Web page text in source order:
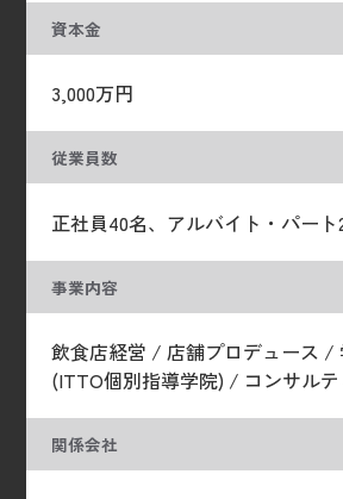
資本金
3,000万円
従業員数
正社員40名、アルバイト・パート
事業内容
飲食店経営 / 店舗プロデュース /
(ITTO個別指導学院) / コンサル
関係会社